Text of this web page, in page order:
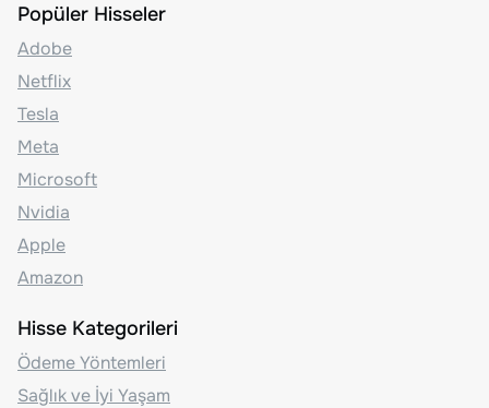
Popüler Hisseler
Adobe
Netflix
Tesla
Meta
Microsoft
Nvidia
Apple
Amazon
Hisse Kategorileri
Ödeme Yöntemleri
Sağlık ve İyi Yaşam